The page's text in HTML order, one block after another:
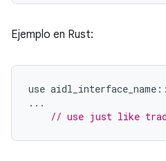
Ejemplo en Rust:
use aidl_interface_name ::
...
// use just like